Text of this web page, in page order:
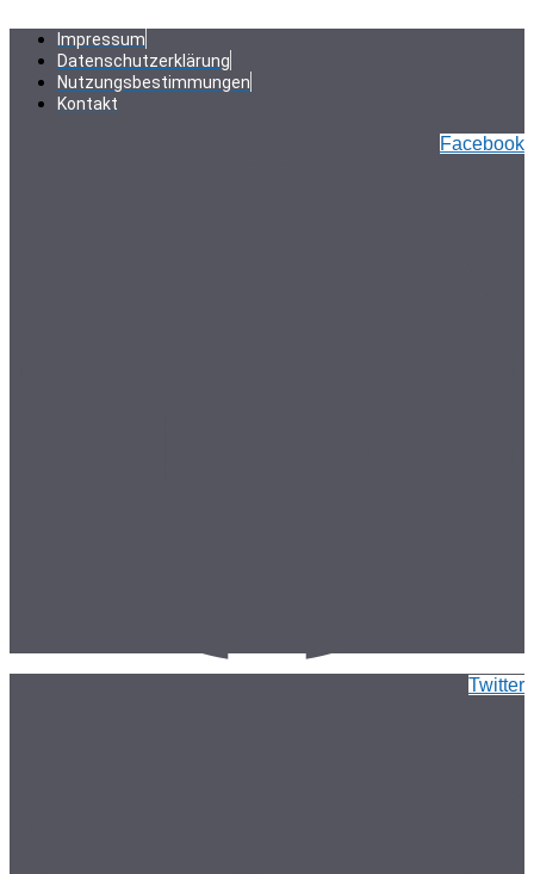
Inhalt
springen
Impressum
Datenschutzerklärung
Nutzungsbestimmungen
Kontakt
Facebook
Twitter